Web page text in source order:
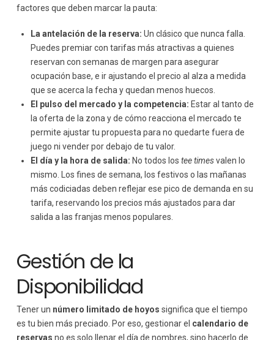
factores que deben marcar la pauta:
La antelación de la reserva: Un clásico que nunca falla.
Puedes premiar con tarifas más atractivas a quienes
reservan con semanas de margen para asegurar
ocupación base, e ir ajustando el precio al alza a medida
que se acerca la fecha y quedan menos huecos.
El pulso del mercado y la competencia: Estar al tanto de
la oferta de la zona y de cómo reacciona el mercado te
permite ajustar tu propuesta para no quedarte fuera de
juego ni vender por debajo de tu valor.
El día y la hora de salida: No todos lostee timesvalen lo
mismo. Los fines de semana, los festivos o las mañanas
más codiciadas deben reflejar ese pico de demanda en su
tarifa, reservando los precios más ajustados para dar
salida a las franjas menos populares.
Gestión de la
Disponibilidad
Tener un número limitado de hoyos significa que el tiempo
es tu bien más preciado. Por eso, gestionar el calendario de
reservas no es solo llenar el día de nombres, sino hacerlo de